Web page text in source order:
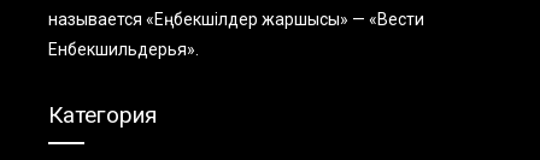
называется «Еңбекшiлдер жаршысы» — «Вести
Енбекшильдерья».
Категория